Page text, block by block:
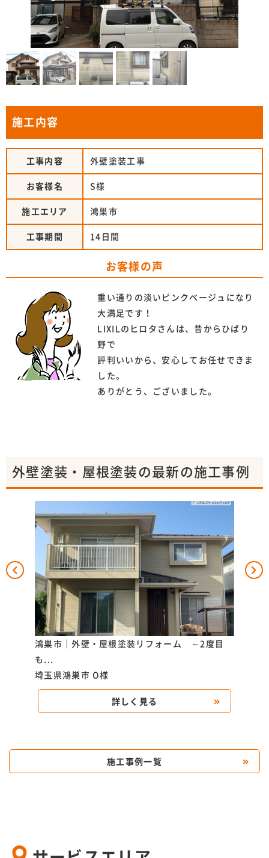
施工内容
工事内容 外壁塗装工事
お客様名 S様
施工エリア 鴻巣市
工事期間 14日間
お客様の声
重い通りの淡いピンクベージュになり
大満足です！
LIXILのヒロタさんは、昔からひばり
野で
評判いいから、安心してお任せできま
した。
ありがとう、ございました。
外壁塗装・屋根塗装の最新の施工事例
鴻巣市｜外壁・屋根塗装リフォーム ～2度目
も...
埼玉県鴻巣市 O様
詳しく見る
施工事例一覧